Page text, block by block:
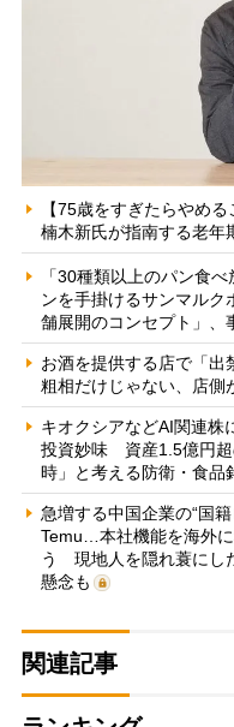
【75歳をすぎたらやめ
楠木新氏が指南する老年
「30種類以上のパン食
ンを手掛けるサンマル
舗展開のコンセプト」、
お酒を提供する店で「
粗相だけじゃない、店側
キオクシアなどAI関連株
投資妙味 資産1.5億円超
時」と考える防衛・食品
急増する中国企業の“国
Temu…本社機能を海外
う 現地人を隠れ蓑にし
懸念も
関連記事